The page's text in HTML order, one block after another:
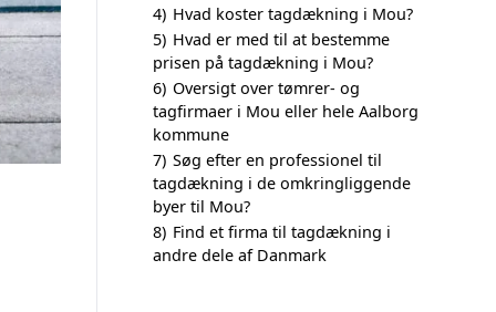
4) Hvad koster tagdækning i Mou?
5) Hvad er med til at bestemme
prisen på tagdækning i Mou?
6) Oversigt over tømrer- og
tagfirmaer i Mou eller hele Aalborg
kommune
7) Søg efter en professionel til
tagdækning i de omkringliggende
byer til Mou?
8) Find et firma til tagdækning i
andre dele af Danmark